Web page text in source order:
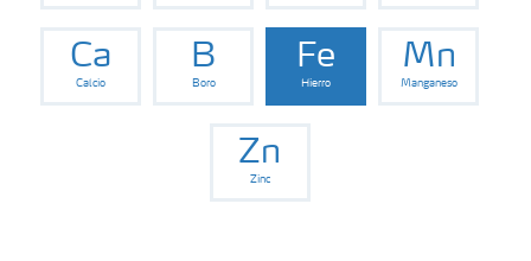
Red de Distribuidores Ecuador
Ca
Calcio
B
Boro
Fe
Hierro
Mn
Manganeso
Zn
Zinc